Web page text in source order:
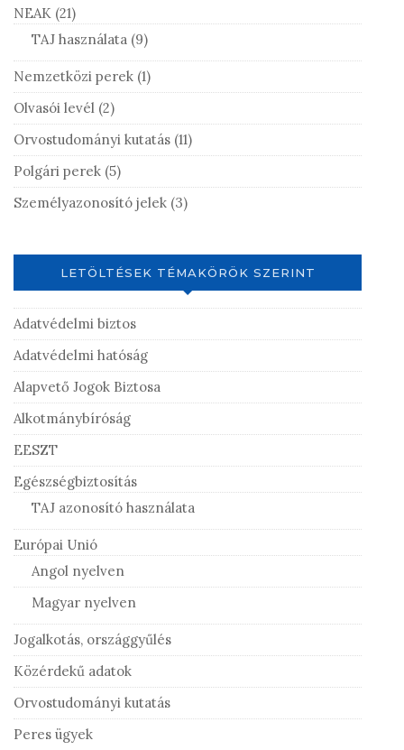
NEAK (21)
TAJ használata (9)
Nemzetközi perek (1)
Olvasói levél (2)
Orvostudományi kutatás (11)
Polgári perek (5)
Személyazonosító jelek (3)
LETÖLTÉSEK TÉMAKÖRÖK SZERINT
Adatvédelmi biztos
Adatvédelmi hatóság
Alapvető Jogok Biztosa
Alkotmánybíróság
EESZT
Egészségbiztosítás
TAJ azonosító használata
Európai Unió
Angol nyelven
Magyar nyelven
Jogalkotás, országgyűlés
Közérdekű adatok
Orvostudományi kutatás
Peres ügyek